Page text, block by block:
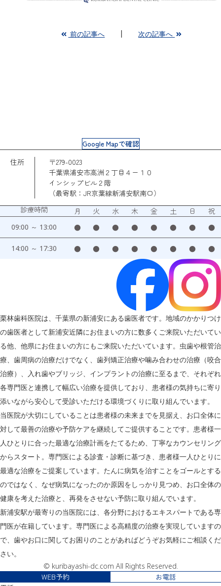
前の記事へ 次の記事へ
Google Mapで確認
住所
〒279-0023
千葉県浦安市高洲２丁目４ー１０
インシップビル２階
（最寄駅：JR京葉線新浦安駅南口）
診療時間
月 火 水 木 金 土 日 祝
09:00 ～ 13:00 ● ● ● ● ● ● ● ●
14:00 ～ 17:30 ● ● ● ● ● ● ● ●
栗林歯科医院は、千葉県の新浦安にある歯医者です。地域のかかりつけ
の歯医者として新浦安近隣にお住まいの方に数多くご来院いただいてい
る他、他県にお住まいの方にもご来院いただいています。虫歯や根管治
療、歯周病の治療だけでなく、歯列矯正治療や噛み合わせの治療（咬合
治療）、入れ歯やブリッジ、インプラントの治療に至るまで、それぞれ
各専門医と連携して幅広い治療を提供しており、患者様の気持ちに寄り
添いながら安心して受診いただける環境づくりに取り組んでいます。
当医院が大切にしていることは患者様の未来までを見据え、お口全体に
対して最善の治療や予防ケアを継続してご提供することです。患者様一
人ひとりに合った最適な治療計画をたてるため、丁寧なカウンセリング
からスタート。専門医による診査・診断に基づき、患者様一人ひとりに
最適な治療をご提案しています。たんに病気を治すことをゴールとする
のではなく、なぜ病気になったのか原因をしっかり見つめ、お口全体の
健康を考えた治療と、再発をさせない予防に取り組んでいます。
新浦安駅が最寄りの当医院には、各分野におけるエキスパートである専
門医が在籍しています。専門医による高精度の治療を実現していますの
で、歯やお口に関してお困りのことがあればどうぞお気軽にご相談くだ
さい。
© kuribayashi-dc.com All Rights Reserved.
WEB予約
お電話